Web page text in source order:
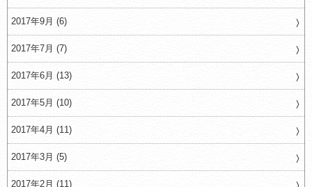
2017年9月 (6)
2017年7月 (7)
2017年6月 (13)
2017年5月 (10)
2017年4月 (11)
2017年3月 (5)
2017年2月 (11)